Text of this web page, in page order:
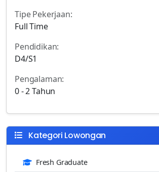
Tipe Pekerjaan:
Full Time
Pendidikan:
D4/S1
Pengalaman:
0 - 2 Tahun
Kategori Lowongan
Fresh Graduate